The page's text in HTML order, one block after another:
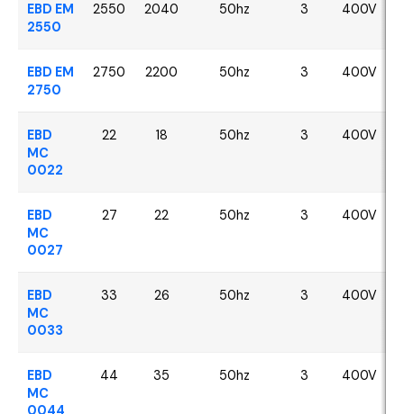
EBD EM
2550
2550 2040 50hz 3 400V
EBD EM
2750
2750 2200 50hz 3 400V
EBD
MC
0022
22 18 50hz 3 400V
EBD
MC
0027
27 22 50hz 3 400V
EBD
MC
0033
33 26 50hz 3 400V
EBD
MC
0044
44 35 50hz 3 400V